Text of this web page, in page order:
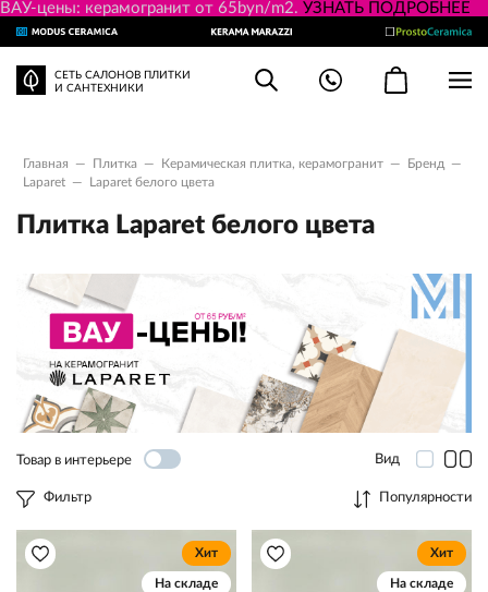
ВАУ-цены: керамогранит от 65byn/m2. УЗНАТЬ ПОДРОБНЕЕ
СЕТЬ САЛОНОВ ПЛИТКИ
И САНТЕХНИКИ
Главная — Плитка — Керамическая плитка, керамогранит — Бренд
—
Laparet — Laparet белого цвета
Плитка Laparet белого цвета
Популярности
Товар в интерьере Вид
Фильтр
Хит
На складе
Хит
На складе